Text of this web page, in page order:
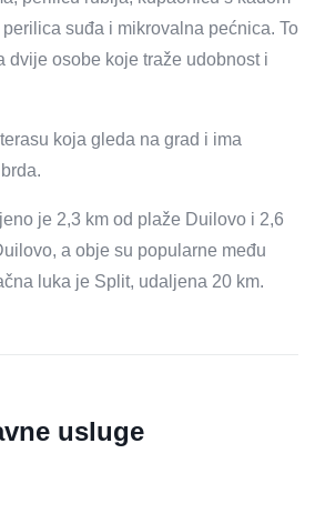
suđa i mikrovalna pećnica. To
dvije osobe koje traže udobnost i
koja gleda na grad i ima
je 2,3 km od plaže Duilovo i 2,6
a obje su popularne među
luka je Split, udaljena 20 km.
usluge